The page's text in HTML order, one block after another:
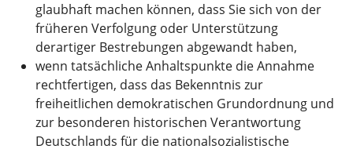
glaubhaft machen können, dass Sie sich von der
früheren Verfolgung oder Unterstützung
derartiger Bestrebungen abgewandt haben,
wenn tatsächliche Anhaltspunkte die Annahme
rechtfertigen, dass das Bekenntnis zur
freiheitlichen demokratischen Grundordnung und
zur besonderen historischen Verantwortung
Deutschlands für die nationalsozialistische